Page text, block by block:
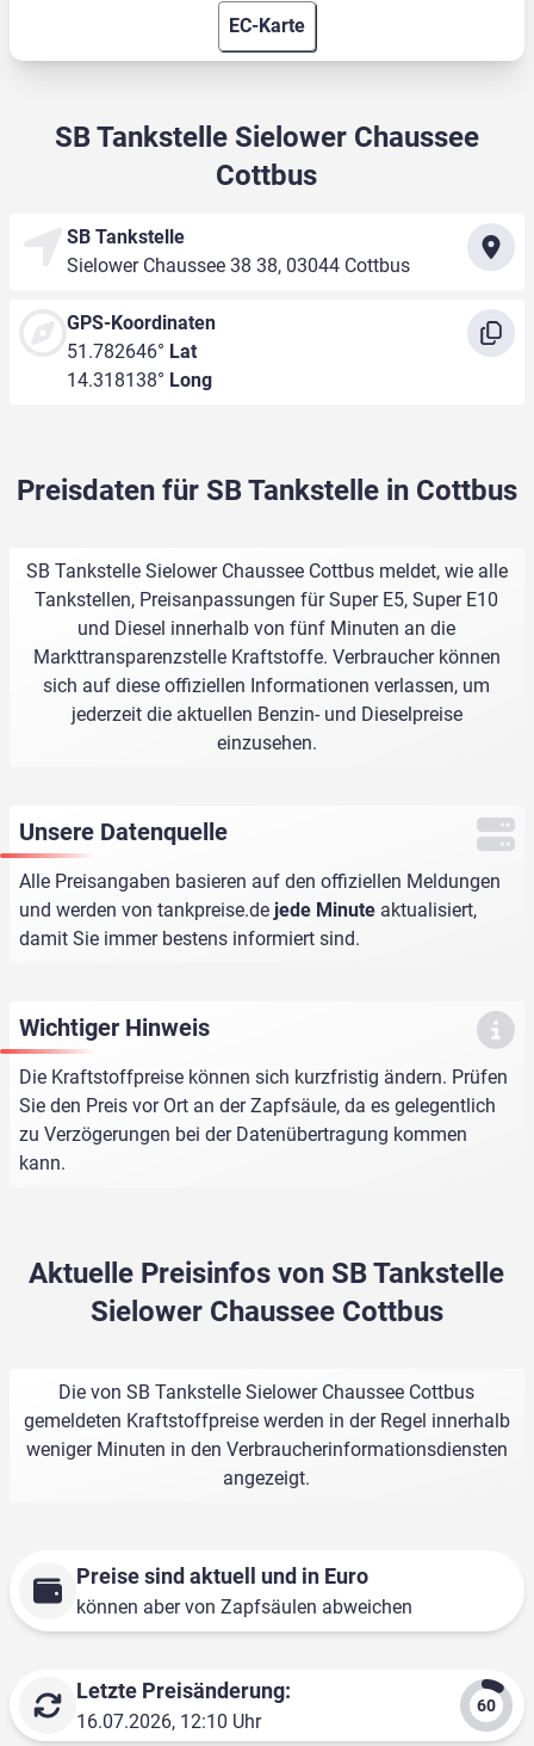
EC-Karte
SB Tankstelle Sielower Chaussee
Cottbus
SB Tankstelle
Sielower Chaussee 38 38, 03044 Cottbus
GPS-Koordinaten
51.782646° Lat
14.318138° Long
Preisdaten für SB Tankstelle in Cottbus
SB Tankstelle Sielower Chaussee Cottbus meldet, wie alle
Tankstellen, Preisanpassungen für Super E5, Super E10
und Diesel innerhalb von fünf Minuten an die
Markttransparenzstelle Kraftstoffe. Verbraucher können
sich auf diese offiziellen Informationen verlassen, um
jederzeit die aktuellen Benzin- und Dieselpreise
einzusehen.
Unsere Datenquelle
Alle Preisangaben basieren auf den offiziellen Meldungen
und werden von tankpreise.de jede Minute aktualisiert,
damit Sie immer bestens informiert sind.
Wichtiger Hinweis
Die Kraftstoffpreise können sich kurzfristig ändern. Prüfen
Sie den Preis vor Ort an der Zapfsäule, da es gelegentlich
zu Verzögerungen bei der Datenübertragung kommen
kann.
Aktuelle Preisinfos von SB Tankstelle
Sielower Chaussee Cottbus
Die von SB Tankstelle Sielower Chaussee Cottbus
gemeldeten Kraftstoffpreise werden in der Regel innerhalb
weniger Minuten in den Verbraucherinformationsdiensten
angezeigt.
Preise sind aktuell und in Euro
können aber von Zapfsäulen abweichen
Letzte Preisänderung:
16.07.2026, 12:10 Uhr